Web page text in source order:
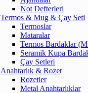
Not Defterleri
Termos & Mug & Çay Seti
Termoslar
Mataralar
Termos Bardaklar
Seramik Kupa
Çay Setleri
Anahtarlık & Rozet
Rozetler
Metal Anahtarlıklar